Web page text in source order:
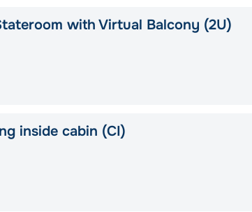
with Virtual Balcony (2U)
inside cabin (CI)